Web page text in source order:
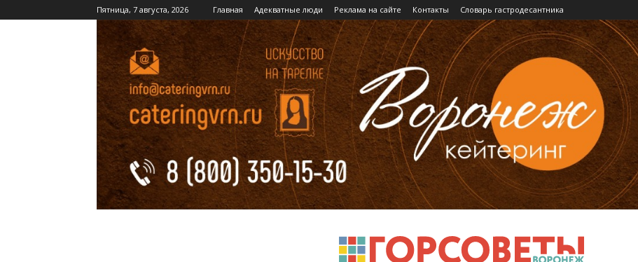
Пятница, 7 августа, 2026 Главная Адекватные люди Реклама на сайте Контакты Словарь гастродесантника